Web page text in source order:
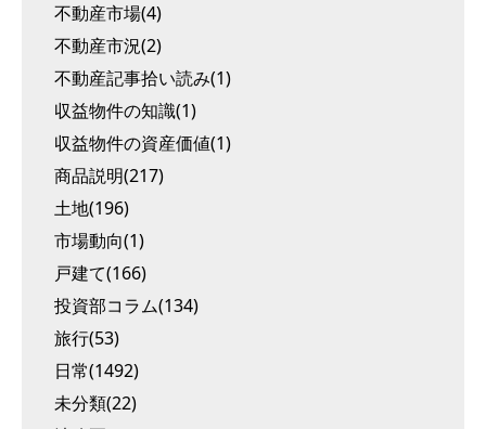
不動産市場(4)
不動産市況(2)
不動産記事拾い読み(1)
収益物件の知識(1)
収益物件の資産価値(1)
商品説明(217)
土地(196)
市場動向(1)
戸建て(166)
投資部コラム(134)
旅行(53)
日常(1492)
未分類(22)